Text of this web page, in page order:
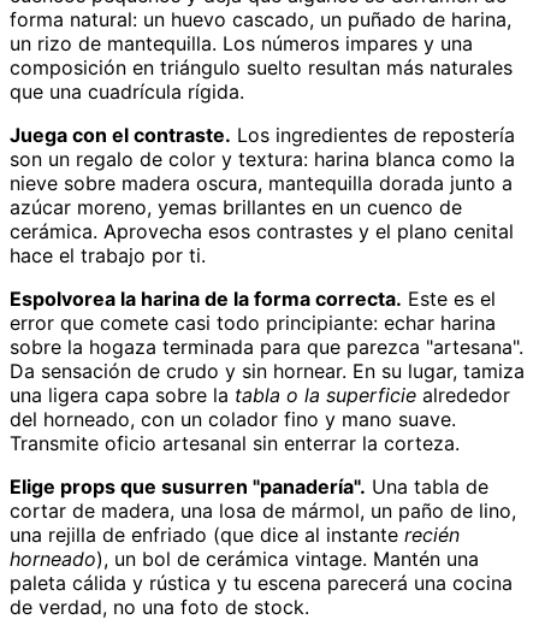
forma natural: un huevo cascado, un puñado de harina,
un rizo de mantequilla. Los números impares y una
composición en triángulo suelto resultan más naturales
que una cuadrícula rígida.
Juega con el contraste. Los ingredientes de repostería
son un regalo de color y textura: harina blanca como la
nieve sobre madera oscura, mantequilla dorada junto a
azúcar moreno, yemas brillantes en un cuenco de
cerámica. Aprovecha esos contrastes y el plano cenital
hace el trabajo por ti.
Espolvorea la harina de la forma correcta. Este es el
error que comete casi todo principiante: echar harina
sobre la hogaza terminada para que parezca "artesana".
Da sensación de crudo y sin hornear. En su lugar, tamiza
una ligera capa sobre la tabla o la superficie alrededor
del horneado, con un colador fino y mano suave.
Transmite oficio artesanal sin enterrar la corteza.
Elige props que susurren "panadería". Una tabla de
cortar de madera, una losa de mármol, un paño de lino,
una rejilla de enfriado (que dice al instante recién
horneado), un bol de cerámica vintage. Mantén una
paleta cálida y rústica y tu escena parecerá una cocina
de verdad, no una foto de stock.